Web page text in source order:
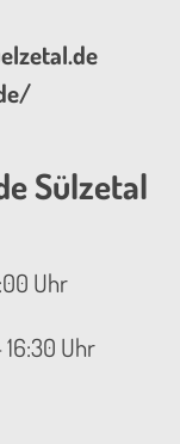
Sülzetal
Uhr
Uhr